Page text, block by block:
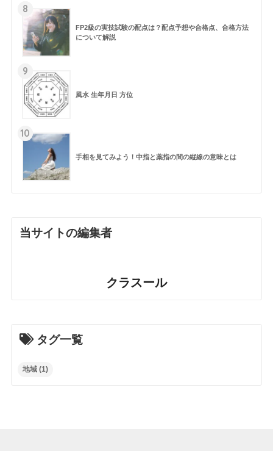
8
FP2級の実技試験の配点は？配点予想や合格点、合格方法
について解説
9
風水 生年月日 方位
10
手相を見てみよう！中指と薬指の間の縦線の意味とは
当サイトの編集者
クラスール
タグ一覧
地域(1)